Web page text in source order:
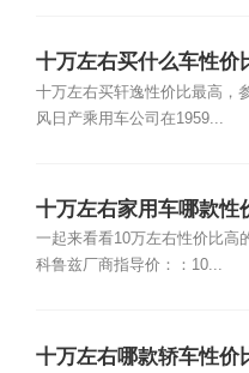
十万左右买什么车性价
十万左右买轩逸性价比最高，
风日产乘用车公司在1959...
十万左右家用车哪款性
一起来看看10万左右性价比高
科鲁兹厂商指导价：：10...
十万左右哪款轿车性价